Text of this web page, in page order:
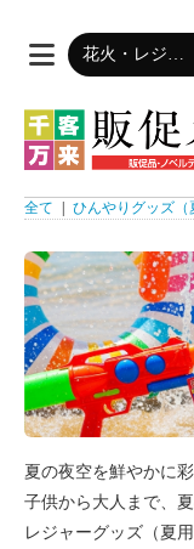
全て ひんやりグッズ（
夏の夜空を鮮やかに
子供から大人まで、
レジャーグッズ（夏